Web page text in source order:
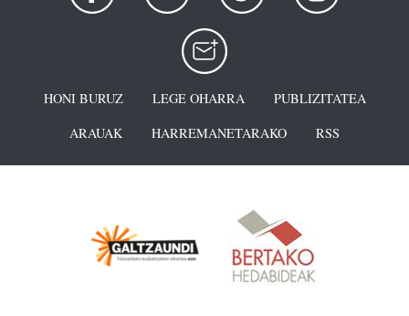
HONI BURUZ LEGE OHARRA
PUBLIZITATEA
ARAUAK
HARREMANETARAKO RSS